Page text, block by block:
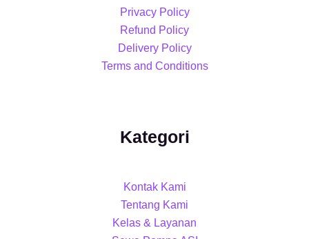
Privacy Policy
Refund Policy
Delivery Policy
Terms and Conditions
Kategori
Kontak Kami
Tentang Kami
Kelas & Layanan